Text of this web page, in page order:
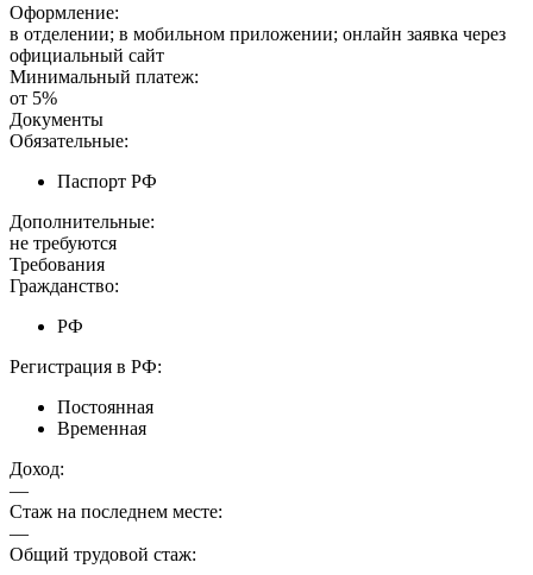
Оформление:
в отделении; в мобильном приложении; онлайн заявка через
официальный сайт
Минимальный платеж:
от 5%
Документы
Обязательные:
Паспорт РФ
Дополнительные:
не требуются
Требования
Гражданство:
РФ
Регистрация в РФ:
Постоянная
Временная
Доход:
—
Стаж на последнем месте:
—
Общий трудовой стаж: